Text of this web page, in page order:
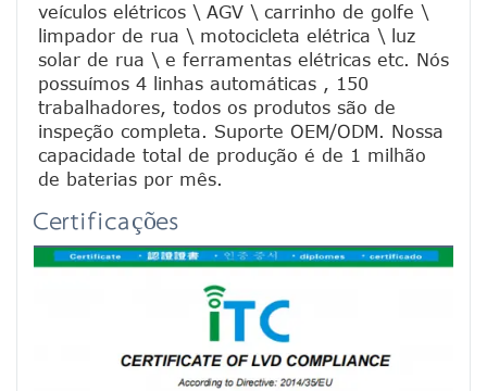
veículos elétricos \ AGV \ carrinho de golfe \
limpador de rua \ motocicleta elétrica \ luz
solar de rua \ e ferramentas elétricas etc. Nós
possuímos 4 linhas automáticas , 150
trabalhadores, todos os produtos são de
inspeção completa. Suporte OEM/ODM. Nossa
capacidade total de produção é de 1 milhão
de baterias por mês.
Certificações